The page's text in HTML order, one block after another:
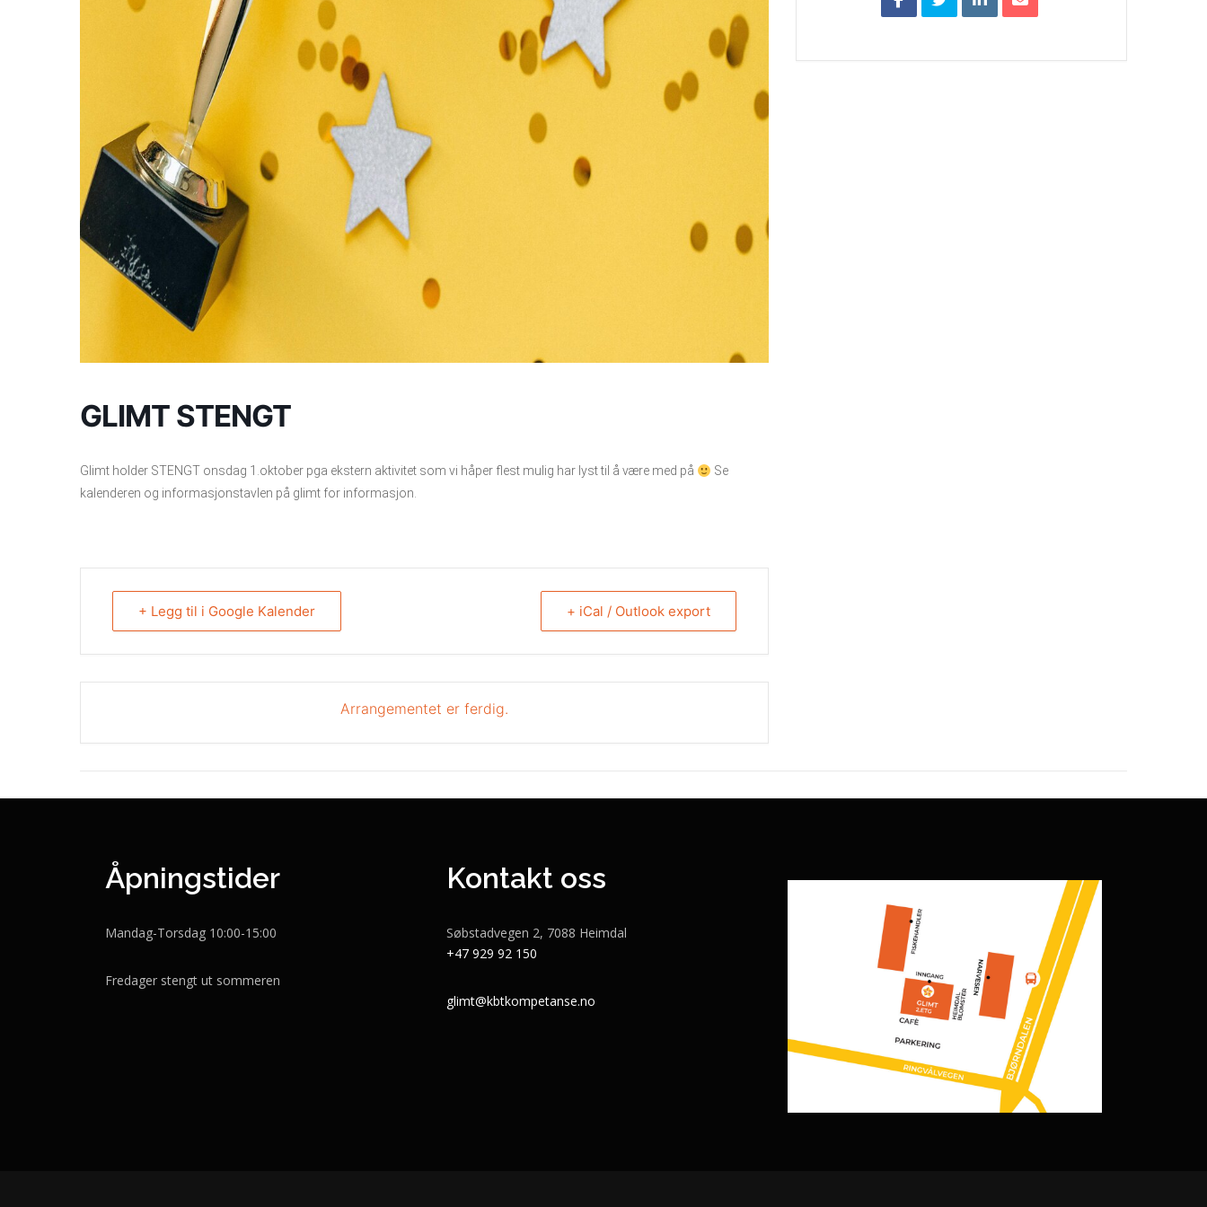
GLIMT STENGT
Glimt holder STENGT onsdag 1.oktober pga ekstern aktivitet som vi håper flest mulig har lyst til å være med på
Se
kalenderen og informasjonstavlen på glimt for informasjon.
+ Legg til i Google Kalender + iCal / Outlook export
Arrangementet er ferdig.
Åpningstider
Mandag-Torsdag 10:00-15:00
Fredager stengt ut sommeren
Kontakt oss
Søbstadvegen 2, 7088 Heimdal
+47 929 92 150
glimt@kbtkompetanse.no